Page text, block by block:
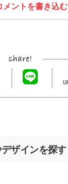
メントを書き込む
ザインを探す